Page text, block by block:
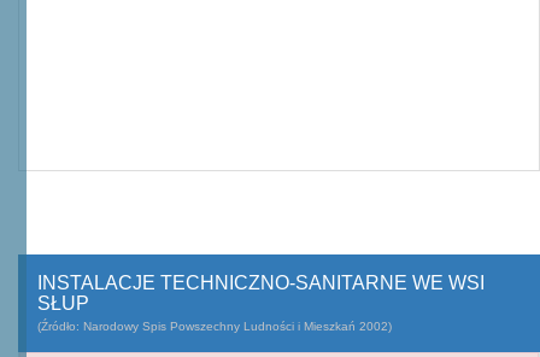
INSTALACJE TECHNICZNO-SANITARNE WE WSI
SŁUP
(Źródło: Narodowy Spis Powszechny Ludności i Mieszkań 2002)